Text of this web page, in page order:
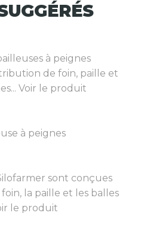
à peignes
de foin, paille et
Voir le produit
à peignes
sont conçues
la paille et les balles
le produit